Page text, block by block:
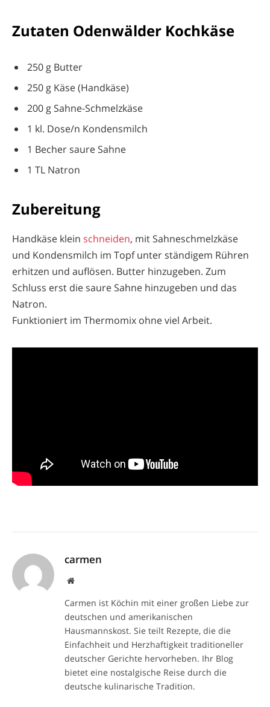
Zutaten Odenwälder Kochkäse
250 g Butter
250 g Käse (Handkäse)
200 g Sahne-Schmelzkäse
1 kl. Dose/n Kondensmilch
1 Becher saure Sahne
1 TL Natron
Zubereitung
Handkäse klein schneiden, mit Sahneschmelzkäse
und Kondensmilch im Topf unter ständigem Rühren
erhitzen und auflösen. Butter hinzugeben. Zum
Schluss erst die saure Sahne hinzugeben und das
Natron.
Funktioniert im Thermomix ohne viel Arbeit.
carmen
Website
Carmen ist Köchin mit einer großen Liebe zur
deutschen und amerikanischen
Hausmannskost. Sie teilt Rezepte, die die
Einfachheit und Herzhaftigkeit traditioneller
deutscher Gerichte hervorheben. Ihr Blog
bietet eine nostalgische Reise durch die
deutsche kulinarische Tradition.